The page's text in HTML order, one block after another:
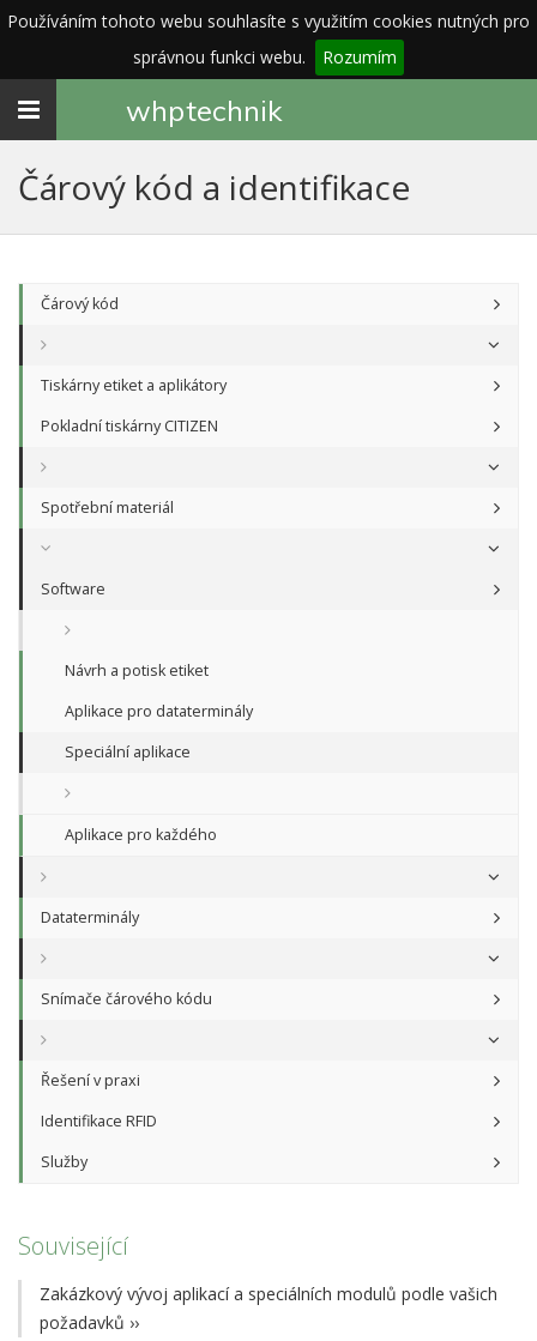
Používáním tohoto webu souhlasíte s využitím cookies nutných pro
správnou funkci webu.
Rozumím
Toggle
whptechnik
Čárový kód a identifikace
Čárový kód
Tiskárny etiket a aplikátory
Pokladní tiskárny CITIZEN
Spotřební materiál
Software
Návrh a potisk etiket
Aplikace pro dataterminály
Speciální aplikace
Aplikace pro každého
Dataterminály
Snímače čárového kódu
Řešení v praxi
Identifikace RFID
Služby
Související
Zakázkový vývoj aplikací a speciálních modulů podle vašich
požadavků ››